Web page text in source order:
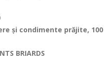
și condimente prăjite, 100
BRIARDS